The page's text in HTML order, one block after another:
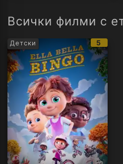
Всички филми с
Детски
IMDb
5